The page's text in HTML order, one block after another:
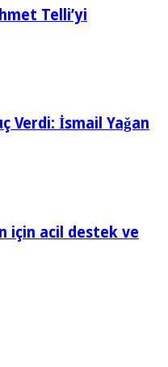
Telli’yi
Verdi: İsmail Yağan
için acil destek ve